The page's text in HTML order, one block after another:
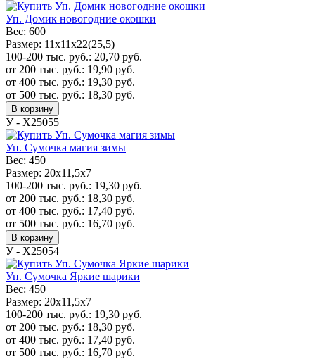
Уп. Домик новогодние окошки
Вес: 600
Размер: 11х11х22(25,5)
100-200 тыс. руб.: 20,70 руб.
от 200 тыс. руб.: 19,90 руб.
от 400 тыс. руб.: 19,30 руб.
от 500 тыс. руб.: 18,30 руб.
В корзину
У - Х25055
Уп. Сумочка магия зимы
Вес: 450
Размер: 20x11,5x7
100-200 тыс. руб.: 19,30 руб.
от 200 тыс. руб.: 18,30 руб.
от 400 тыс. руб.: 17,40 руб.
от 500 тыс. руб.: 16,70 руб.
В корзину
У - Х25054
Уп. Сумочка Яркие шарики
Вес: 450
Размер: 20x11,5x7
100-200 тыс. руб.: 19,30 руб.
от 200 тыс. руб.: 18,30 руб.
от 400 тыс. руб.: 17,40 руб.
от 500 тыс. руб.: 16,70 руб.